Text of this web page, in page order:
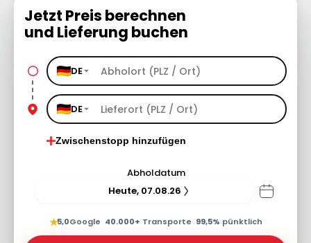
Jetzt Preis berechnen
und Lieferung buchen
DE
DE
Zwischenstopp hinzufügen
Abholdatum
Heute, 07.08.26
★5,0Google· 40.000+ Transporte· 99,5% pünktlich